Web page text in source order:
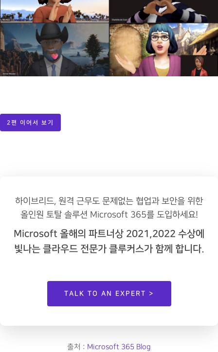
2편 이어서 보기
하이브리드, 원격 근무도 문제없는 협업과 보안을 위한
올인원 토탈 솔루션 Microsoft 365를 도입하세요!
Microsoft 올해의 파트너상 2021,2022 수상에
빛나는 클라우드 전문가 클루커스가 함께 합니다.
TALK TO AN EXPERT >
출처 : Microsoft 365 Blog